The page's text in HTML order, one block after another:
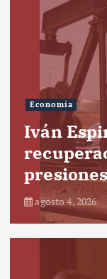
Economía
Iván
agosto 4, 2026